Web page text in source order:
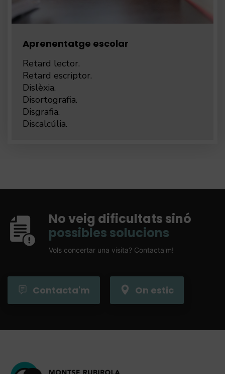
Aprenentatge escolar
Retard lector.
Retard escriptor.
Dislèxia.
Disortografia.
Disgrafia.
Discalcúlia.
No veig dificultats sinó
possibles solucions
Vols concertar una visita? Contacta'm!
Contacta'm On estic